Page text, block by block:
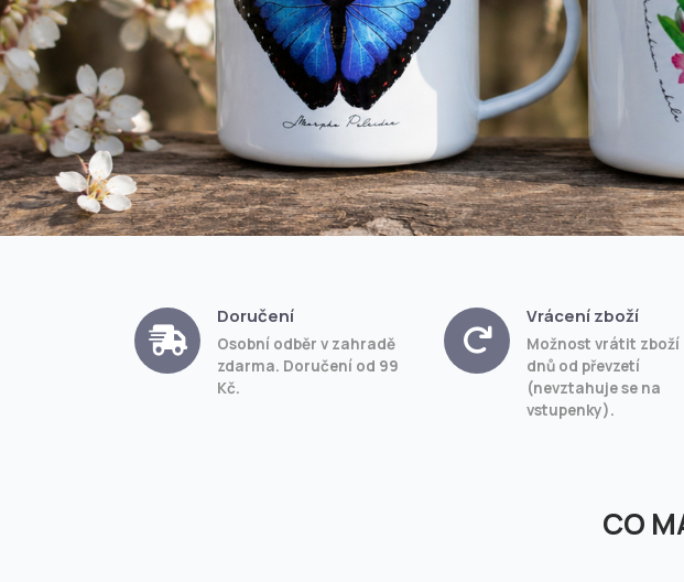
Doručení
Osobní odběr v zahradě
zdarma. Doručení od 99
Kč.
Vrácení zboží
Možnost vrátit zboží
dnů od převzetí
(nevztahuje se na
vstupenky).
CO